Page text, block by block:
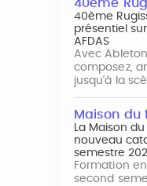
40ème
40ème
présentiel
AFDAS
Avec
composez,
jusqu'à la
Maison du
La Maison
nouveau
semestre
Formation
second